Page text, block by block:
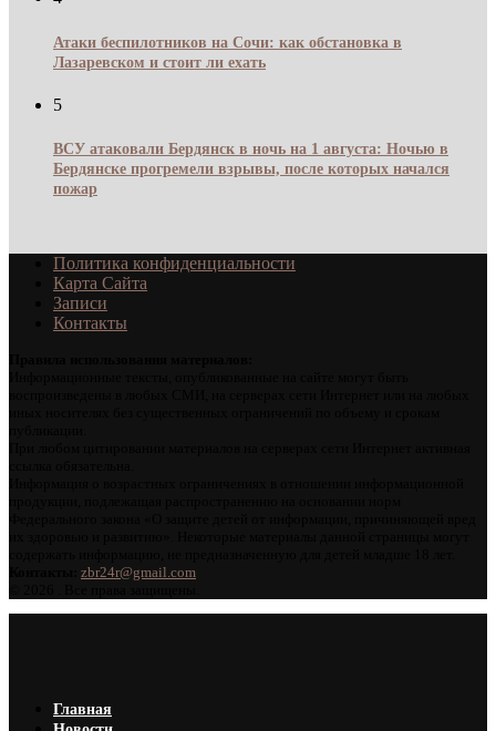
Атаки беспилотников на Сочи: как обстановка в
Лазаревском и стоит ли ехать
5
ВСУ атаковали Бердянск в ночь на 1 августа: Ночью в
Бердянске прогремели взрывы, после которых начался
пожар
Политика конфиденциальности
Карта Сайта
Записи
Контакты
zbr24r@gmail.com
Главная